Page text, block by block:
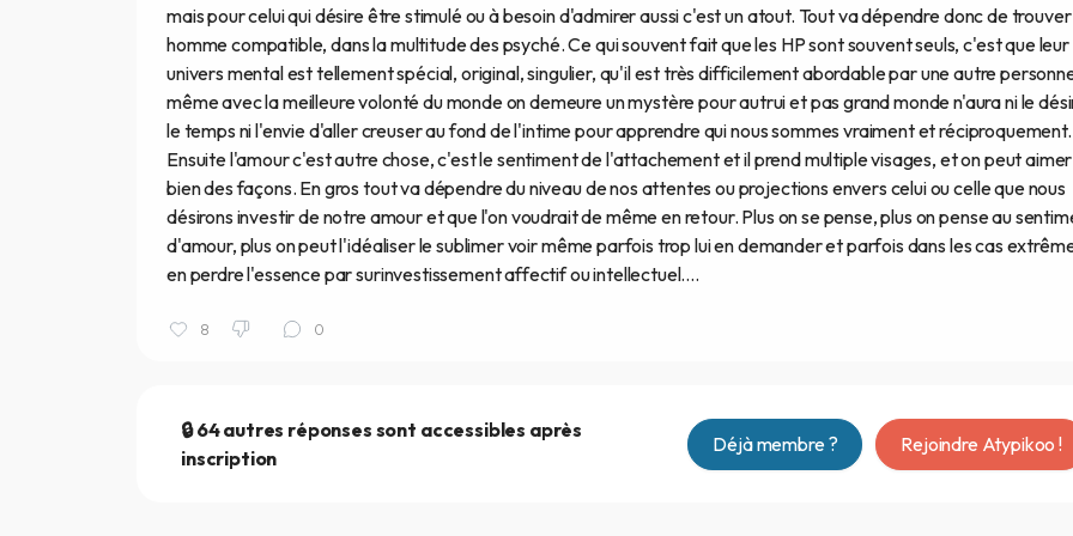
mais pour celui qui désire être stimulé ou à besoin d'admirer aussi c'est un atout. Tout va dépendre donc de trouver
homme compatible, dans la multitude des psyché. Ce qui souvent fait que les HP sont souvent seuls, c'est que leur
univers mental est tellement spécial, original, singulier, qu'il est très difficilement abordable par une autre
même avec la meilleure volonté du monde on demeure un mystère pour autrui et pas grand monde n'aura ni le
le temps ni l'envie d'aller creuser au fond de l'intime pour apprendre qui nous sommes vraiment et réciproquement.
Ensuite l'amour c'est autre chose, c'est le sentiment de l'attachement et il prend multiple visages, et on peut
bien des façons. En gros tout va dépendre du niveau de nos attentes ou projections envers celui ou celle que nous
désirons investir de notre amour et que l'on voudrait de même en retour. Plus on se pense, plus on pense au
d'amour, plus on peut l'idéaliser le sublimer voir même parfois trop lui en demander et parfois dans les cas
en perdre l'essence par surinvestissement affectif ou intellectuel....
8 0
🔒 64 autres réponses sont accessibles après
inscription
Déjà membre ? Rejoindre Atypikoo !